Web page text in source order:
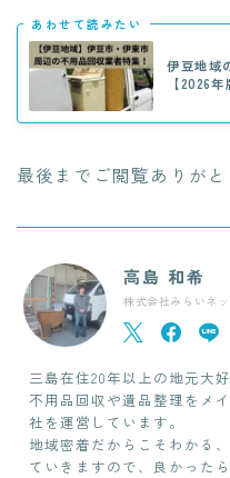
あわせて読みたい
伊豆地域
【2026年
最後までご閲覧ありがと
高島 和希
株式会社みらいネ
三島在住20年以上の地元大好
不用品回収や遺品整理をメ
社を運営しています。
地域密着だからこそわかる
ていきますので、良かった